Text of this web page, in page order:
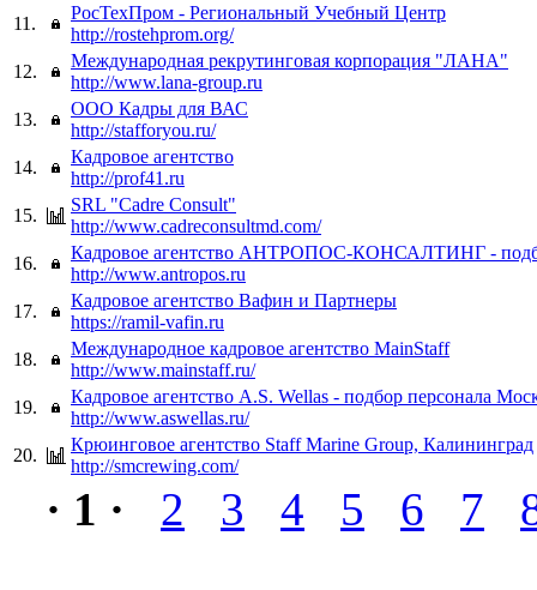
11.
РосТехПром - Региональный Учебный Центр
http://rostehprom.org/
12.
Международная рекрутинговая корпорация "ЛАНА"
http://www.lana-group.ru
13.
ООО Кадры для ВАС
http://stafforyou.ru/
14.
Кадровое агентство
http://prof41.ru
15.
SRL "Cadre Consult"
http://www.cadreconsultmd.com/
16.
Кадровое агентство АНТРОПОС-КОНСАЛТИНГ -
http://www.antropos.ru
17.
Кадровое агентство Вафин и Партнеры
https://ramil-vafin.ru
18.
Международное кадровое агентство MainStaff
http://www.mainstaff.ru/
19.
Кадровое агентство A.S. Wellas - подбор персонала
http://www.aswellas.ru/
20.
Крюинговое агентство Staff Marine Group, Калининград
http://smcrewing.com/
· 1 · 2 3 4 5 6 7